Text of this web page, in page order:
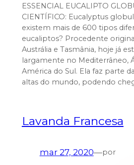
ESSENCIAL EUCALIPTO
CIENTÍFICO: Eucalyptus
existem mais de 600 tipos
eucaliptos? Procedente
Austrália e Tasmânia, hoje já
largamente no Mediterrâneo,
América do Sul. Ela faz parte
altas do mundo, podendo
Lavanda Francesa
mar 27, 2020—por